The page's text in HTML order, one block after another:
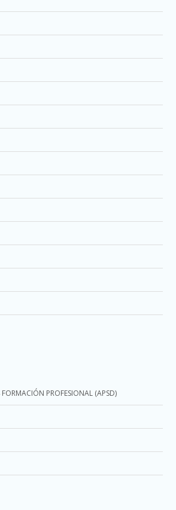
PROFESIONAL (APSD)